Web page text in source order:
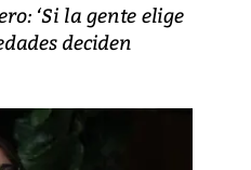
‘Si la gente elige
deciden